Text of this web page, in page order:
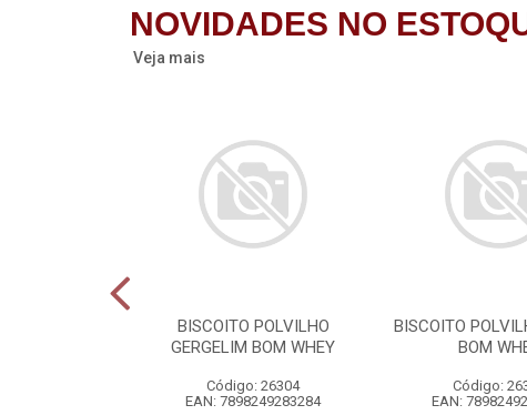
NOVIDADES NO
Veja mais
BISCOITO POLVILHO
GERGELIM BOM WHEY
Código: 26304
EAN: 7898249283284
BISCOITO
BOM
Código:
EAN: